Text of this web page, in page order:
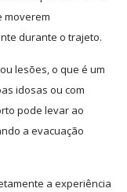
moverem
durante o trajeto.
lesões, o que é um
idosas ou com
pode levar ao
a evacuação
a experiência